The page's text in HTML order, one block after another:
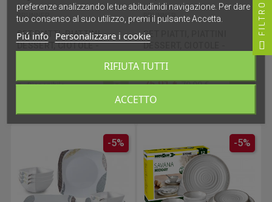
BRUNNER
SET PIATTI, PIATTINI
DESSERT, CIOTOLE -
Disponibile
BRUNNER
SET PIATTI, PIATTINI
DESSERT, CIOTOLE -
PEZZI
75,91 € 79,90 €
Disponibile
-5% -5%
preferenze analizzando le tue abitudinidi navigazione. Per dare il
tuo consenso al suo utilizzo, premi il pulsante Accetta.
Piú info Personalizzare i cookie
RIFIUTA TUTTI
ACCETTO
FILTRO